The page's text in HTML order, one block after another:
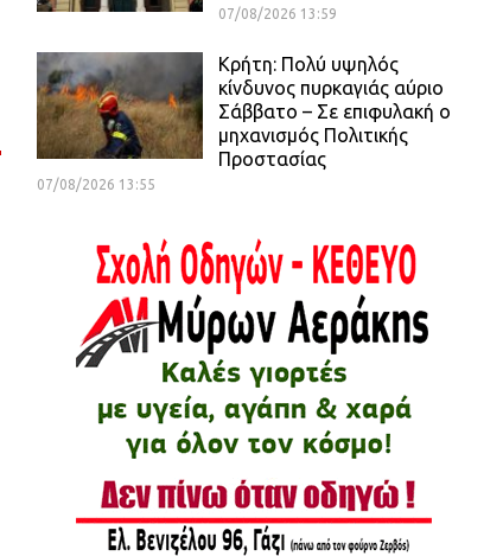
07/08/2026 13:59
Κρήτη: Πολύ υψηλός
κίνδυνος πυρκαγιάς αύριο
Σάββατο – Σε επιφυλακή ο
μηχανισμός Πολιτικής
Προστασίας
07/08/2026 13:55